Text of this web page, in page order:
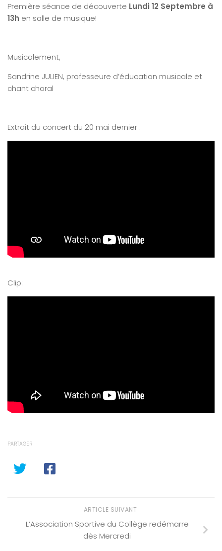
Première séance de découverte Lundi 12 Septembre à
13h en salle de musique!
Musicalement,
Sandrine JULIEN, professeure d’éducation musicale et
chant choral
Extrait du concert du 20 mai dernier :
Clip:
PARTAGER
ARTICLE SUIVANT
L’Association Sportive du Collège redémarre
dès Mercredi